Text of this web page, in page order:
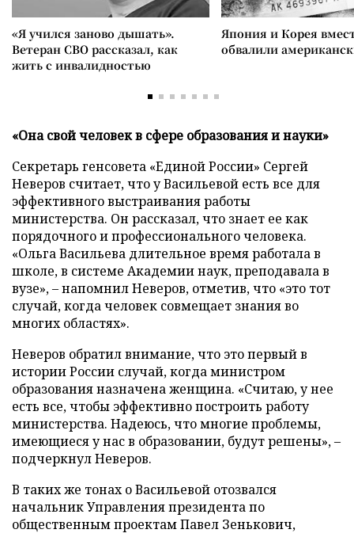
«Я учился заново дышать».
Ветеран СВО рассказал, как
жить с инвалидностью
Япония и Корея
обвалили
«Она свой человек в сфере образования и науки»
Секретарь генсовета «Единой России» Сергей
Неверов считает, что у Васильевой есть все для
эффективного выстраивания работы
министерства. Он рассказал, что знает ее как
порядочного и профессионального человека.
«Ольга Васильева длительное время работала в
школе, в системе Академии наук, преподавала в
вузе», – напомнил Неверов, отметив, что «это тот
случай, когда человек совмещает знания во
многих областях».
Неверов обратил внимание, что это первый в
истории России случай, когда министром
образования назначена женщина. «Считаю, у нее
есть все, чтобы эффективно построить работу
министерства. Надеюсь, что многие проблемы,
имеющиеся у нас в образовании, будут решены», –
подчеркнул Неверов.
В таких же тонах о Васильевой отозвался
начальник Управления президента по
общественным проектам Павел Зенькович,